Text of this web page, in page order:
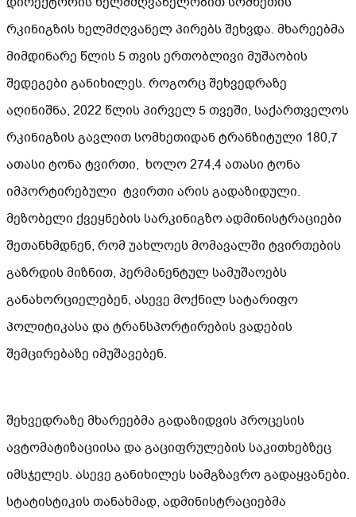
რკინიგზის ხელმძღვანელ პირებს შეხვდა. მხარეებმა
მიმდინარე წლის 5 თვის ერთობლივი მუშაობის
შედეგები განიხილეს. როგორც შეხვედრაზე
აღინიშნა, 2022 წლის პირველ 5 თვეში, საქართველოს
რკინიგზის გავლით სომხეთიდან ტრანზიტული 180,7
ათასი ტონა ტვირთი, ხოლო 274,4 ათასი ტონა
იმპორტირებული ტვირთი არის გადაზიდული.
მეზობელი ქვეყნების სარკინიგზო ადმინისტრაციები
შეთანხმდნენ, რომ უახლოეს მომავალში ტვირთების
გაზრდის მიზნით, პერმანენტულ სამუშაოებს
განახორციელებენ, ასევე მოქნილ სატარიფო
პოლიტიკასა და ტრანსპორტირების ვადების
შემცირებაზე იმუშავებენ.
შეხვედრაზე მხარეებმა გადაზიდვის პროცესის
ავტომატიზაციისა და გაციფრულების საკითხებზეც
იმსჯელეს. ასევე განიხილეს სამგზავრო გადაყვანები.
სტატისტიკის თანახმად, ადმინისტრაციებმა